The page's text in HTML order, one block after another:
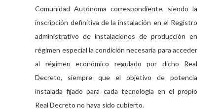
Comunidad Autónoma correspondiente, siendo la
inscripción definitiva de la instalación en el Registro
administrativo de instalaciones de producción en
régimen especial la condición necesaria para acceder
al régimen económico regulado por dicho Real
Decreto, siempre que el objetivo de potencia
instalada fijado para cada tecnología en el propio
Real Decreto no haya sido cubierto.